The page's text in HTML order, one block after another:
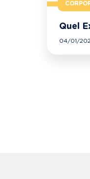
Quel
04/01/